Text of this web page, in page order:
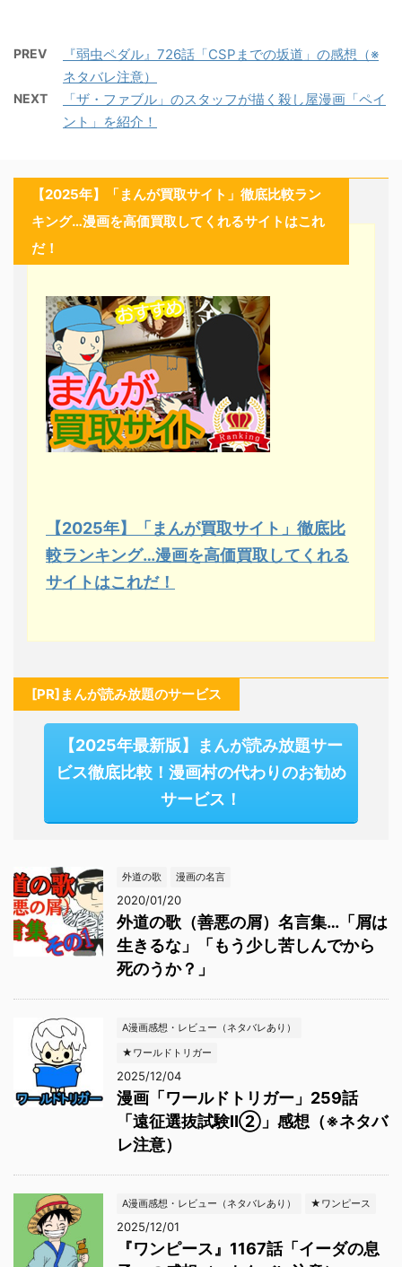
PREV
『弱虫ペダル』726話「CSPまでの坂道」の感想（※
ネタバレ注意）
NEXT
「ザ・ファブル」のスタッフが描く殺し屋漫画「ペイ
ント」を紹介！
【2025年】「まんが買取サイト」徹底比較ラン
キング…漫画を高価買取してくれるサイトはこれ
だ！
【2025年】「まんが買取サイト」徹底比
較ランキング…漫画を高価買取してくれる
サイトはこれだ！
[PR]まんが読み放題のサービス
【2025年最新版】まんが読み放題サー
ビス徹底比較！漫画村の代わりのお勧め
サービス！
外道の歌 漫画の名言
2020/01/20
外道の歌（善悪の屑）名言集…「屑は
生きるな」「もう少し苦しんでから
死のうか？」
A漫画感想・レビュー（ネタバレあり）
★ワールドトリガー
2025/12/04
漫画「ワールドトリガー」259話
「遠征選抜試験Ⅱ②」感想（※ネタバ
レ注意）
A漫画感想・レビュー（ネタバレあり） ★ワンピース
2025/12/01
『ワンピース』1167話「イーダの息